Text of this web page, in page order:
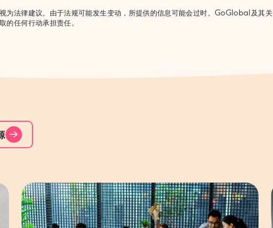
为法律建议。由于法规可能发生变动，所提供的信息可能会过时。GoGlobal及其关
的任何行动承担责任。